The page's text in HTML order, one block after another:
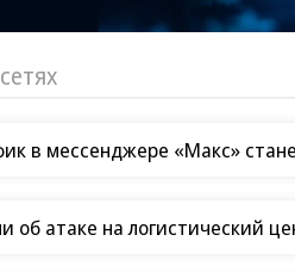
в мессенджере «Макс»
об атаке на логистический